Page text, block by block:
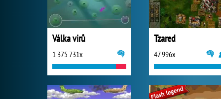
Válka virů
1 375 731x
Tzared
47 996x